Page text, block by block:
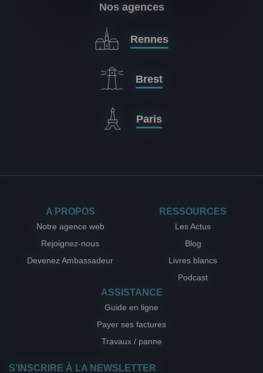
Nos agences
Rennes
Brest
Paris
A PROPOS
Notre agence web
Rejoignez-nous
Devenez Ambassadeur
RESSOURCES
Les Actus
Blog
Livres blancs
Podcast
ASSISTANCE
Guide en ligne
Payer ses factures
Travaux / panne
S'INSCRIRE À LA NEWSLETTER